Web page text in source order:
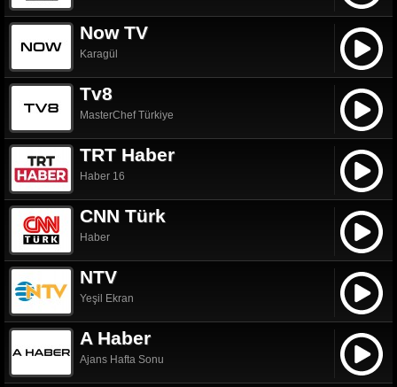
Now TV
Karagül
Tv8
MasterChef Türkiye
TRT Haber
Haber 16
CNN Türk
Haber
NTV
Yeşil Ekran
A Haber
Ajans Hafta Sonu